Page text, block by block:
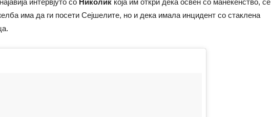
има да ги посети Сејшелите, но и дека имала инцидент со стаклена